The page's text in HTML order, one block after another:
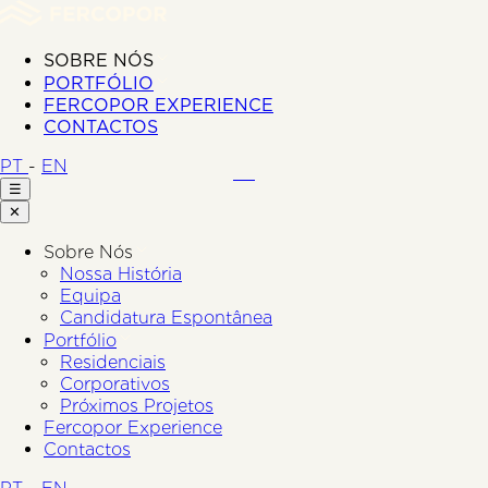
SOBRE NÓS
PORTFÓLIO
FERCOPOR EXPERIENCE
CONTACTOS
PT - EN
☰
✕
Sobre Nós
Nossa História
Equipa
Candidatura Espontânea
Portfólio
Residenciais
Corporativos
Próximos Projetos
Fercopor Experience
Contactos